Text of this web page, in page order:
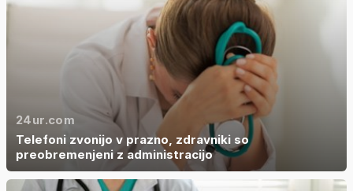
24ur.com
Telefoni zvonijo v prazno, zdravniki so
preobremenjeni z administracijo